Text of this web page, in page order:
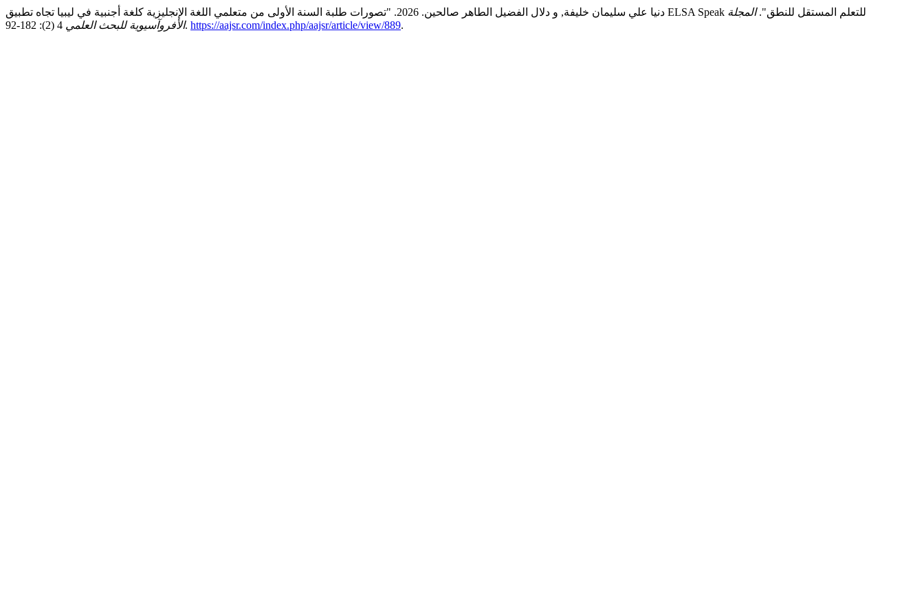
دنيا علي سليمان خليفة, و دلال الفضيل الطاهر صالحين. 2026. "تصورات طلبة السنة الأولى من متعلمي اللغة الإنجليزية كلغة أجنبية في ليبيا تجاه تطبيق ELSA Speak للتعلم المستقل للنطق".المجلة
الأفروآسيوية للبحث العلمي4 (2): 182-92. https://aajsr.com/index.php/aajsr/article/view/889.